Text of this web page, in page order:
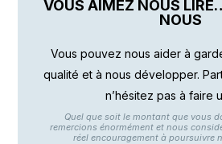
VOUS AIMEZ NOUS
NOUS
Vous pouvez nous aider à
qualité et à nous développer.
n’hésitez pas à faire
Quel que soit le montant que vous
remercions énormément et nous
réel encouragement à poursuivre